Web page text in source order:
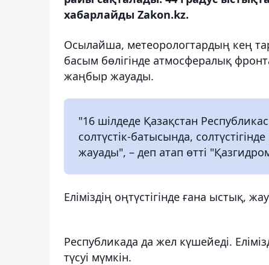
хабарлайды Zakon.kz.
Осылайша, метеорологтардың кең
басым бөлігінде атмосфералық
жаңбыр жауады.
"16 шілдеде Қазақстан
солтүстік-батысында,
жауады", – деп атап өтті
Еліміздің оңтүстігінде ғана
Республикада да жел күшейеді.
түсуі мүмкін.